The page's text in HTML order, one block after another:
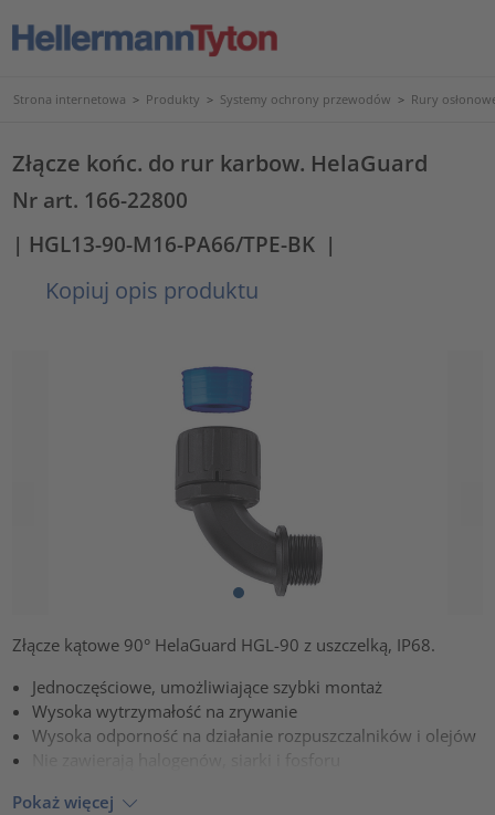
Strona internetowa > Produkty > Systemy ochrony przewodów > Rury
Złącze końc. do rur karbow. HelaGuard
Nr art. 166-22800
| HGL13-90-M16-PA66/TPE-BK |
Kopiuj opis produktu
Złącze kątowe 90° HelaGuard HGL-90 z uszczelką, IP68.
Jednoczęściowe, umożliwiające szybki montaż
Wysoka wytrzymałość na zrywanie
Wysoka odporność na działanie rozpuszczalników i olejów
Nie zawierają halogenów, siarki i fosforu
Pokaż więcej